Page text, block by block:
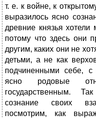
т. е. к войне, к
выразилось ясно
древние князья
потому что здесь они
другим, каких они не
детьми, а не как
подчиненными себе, с
ясно родовые
государственным.
сознание своих
посмотрим, как